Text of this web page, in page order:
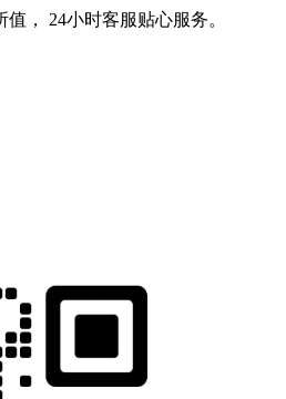
， 24小时客服贴心服务。